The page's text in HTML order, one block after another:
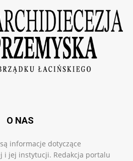
O NAS
informacje dotyczące
i jej instytucji. Redakcja portalu